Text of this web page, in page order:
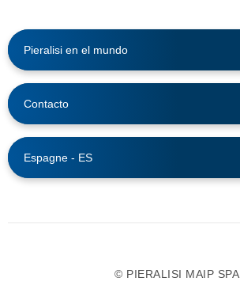
Pieralisi en el mundo
Contacto
Espagne - ES
© PIERALISI MAIP SPA